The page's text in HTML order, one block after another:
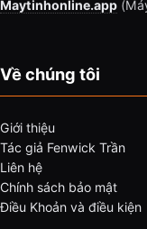
Maytinhonline.app
Về chúng tôi
Giới thiệu
Tác giả Fenwick Trần
Liên hệ
Chính sách bảo mật
Điều Khoản và điều kiện